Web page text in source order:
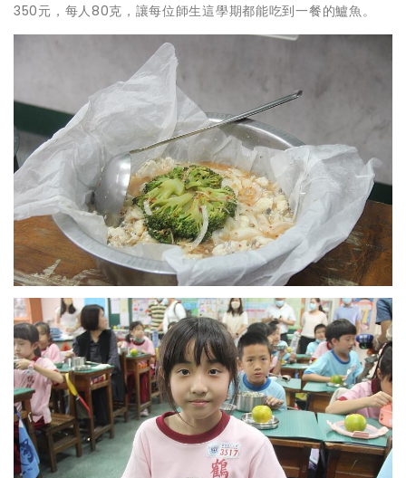
350元，每人80克，讓每位師生這學期都能吃到一餐的鱸魚。